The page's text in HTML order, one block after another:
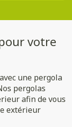
votre
une pergola
pergolas
afin de vous
extérieur